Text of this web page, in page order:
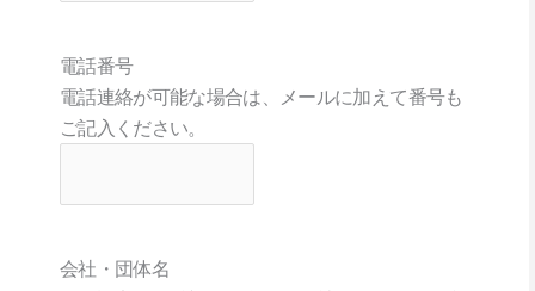
電話番号
電話連絡が可能な場合は、メールに加えて番号も
ご記入ください。
会社・団体名